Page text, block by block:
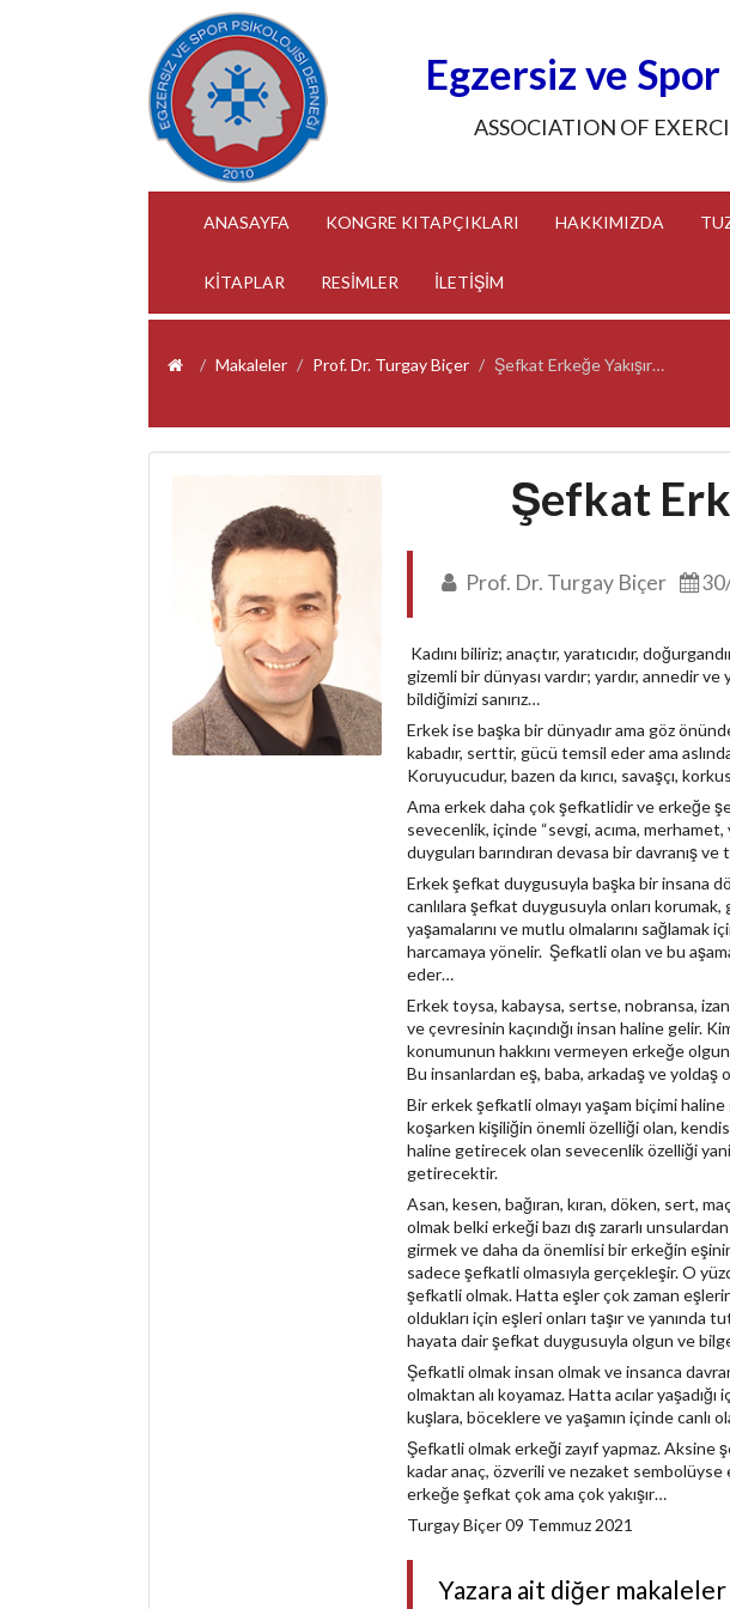
Egzersiz ve
ASSOCIATION OF
ANASAYFA(CURRENT)
KONGRE KITAPÇIKLARI HAKKIMIZDA
KİTAPLAR RESİMLER İLETİŞİM
Makaleler Prof. Dr. Turgay Biçer Şefkat Erkeğe Yakışır…
Şefkat
Prof. Dr. Turgay Biçer
Kadını biliriz; anaçtır, yaratıcıdır,
gizemli bir dünyası vardır; yardır, annedir
bildiğimizi sanırız…
Erkek ise başka bir dünyadır ama göz
kabadır, serttir, gücü temsil eder ama
Koruyucudur, bazen da kırıcı, savaşçı,
Ama erkek daha çok şefkatlidir ve erkeğe
sevecenlik, içinde “sevgi, acıma,
duyguları barındıran devasa bir davranış
Erkek şefkat duygusuyla başka bir insana
canlılara şefkat duygusuyla onları
yaşamalarını ve mutlu olmalarını sağlamak
harcamaya yönelir. Şefkatli olan ve bu
eder…
Erkek toysa, kabaysa, sertse, nobransa,
ve çevresinin kaçındığı insan haline gelir.
konumunun hakkını vermeyen erkeğe
Bu insanlardan eş, baba, arkadaş ve yoldaş
Bir erkek şefkatli olmayı yaşam biçimi
koşarken kişiliğin önemli özelliği olan,
haline getirecek olan sevecenlik özelliği
getirecektir.
Asan, kesen, bağıran, kıran, döken, sert,
olmak belki erkeği bazı dış zararlı
girmek ve daha da önemlisi bir erkeğin
sadece şefkatli olmasıyla gerçekleşir. O
şefkatli olmak. Hatta eşler çok zaman
oldukları için eşleri onları taşır ve yanında
hayata dair şefkat duygusuyla olgun ve
Şefkatli olmak insan olmak ve insanca
olmaktan alı koyamaz. Hatta acılar
kuşlara, böceklere ve yaşamın içinde canlı
Şefkatli olmak erkeği zayıf yapmaz. Aksine
kadar anaç, özverili ve nezaket
erkeğe şefkat çok ama çok yakışır…
Turgay Biçer 09 Temmuz 2021
Yazara ait diğer makaleler